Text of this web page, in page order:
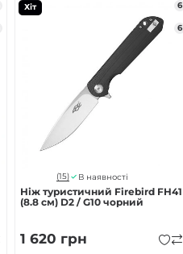
Хіт 6
6
(15) В наявності
Ніж туристичний Firebird FH41
(8.8 см) D2 / G10 чорний
1 620 грн